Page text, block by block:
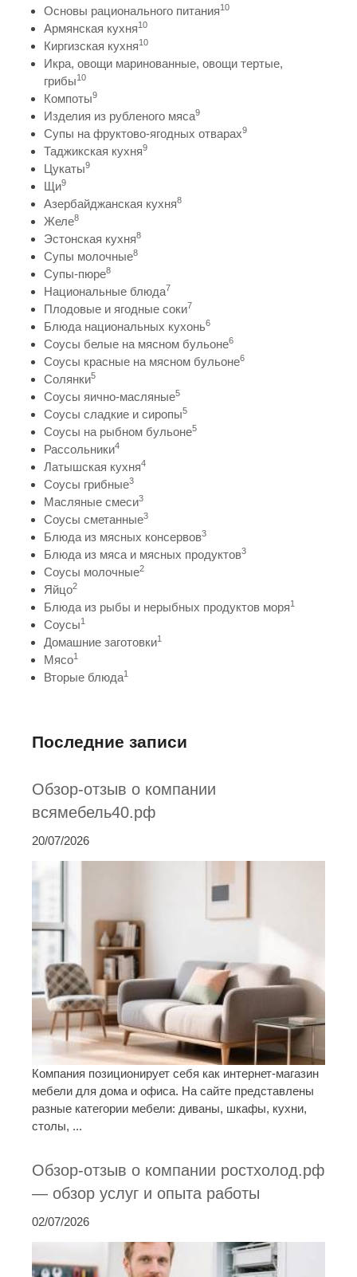
Основы рационального питания10
Армянская кухня10
Киргизская кухня10
Икра, овощи маринованные, овощи тертые,
грибы10
Компоты9
Изделия из рубленого мяса9
Супы на фруктово-ягодных отварах9
Таджикская кухня9
Цукаты9
Щи9
Азербайджанская кухня8
Желе8
Эстонская кухня8
Супы молочные8
Супы-пюре8
Национальные блюда7
Плодовые и ягодные соки7
Блюда национальных кухонь6
Соусы белые на мясном бульоне6
Соусы красные на мясном бульоне6
Солянки5
Соусы яично-масляные5
Соусы сладкие и сиропы5
Соусы на рыбном бульоне5
Рассольники4
Латышская кухня4
Соусы грибные3
Масляные смеси3
Соусы сметанные3
Блюда из мясных консервов3
Блюда из мяса и мясных продуктов3
Соусы молочные2
Яйцо2
Блюда из рыбы и нерыбных продуктов моря1
Соусы1
Домашние заготовки1
Мясо1
Вторые блюда1
Последние записи
Обзор-отзыв о компании
всямебель40.рф
20/07/2026
Компания позиционирует себя как интернет-магазин
мебели для дома и офиса. На сайте представлены
разные категории мебели: диваны, шкафы, кухни,
столы, ...
Обзор-отзыв о компании ростхолод.рф
— обзор услуг и опыта работы
02/07/2026